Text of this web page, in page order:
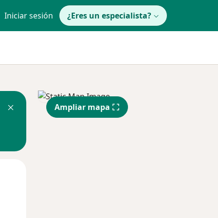
Iniciar sesión ¿Eres un especialista?
Ampliar mapa